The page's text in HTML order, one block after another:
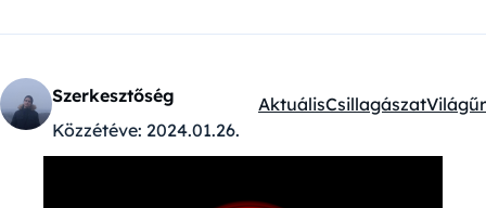
Szerkesztőség
Közzétéve: 2024.01.26.
Kategóriák:
AktuálisCsillagászatVilágűr